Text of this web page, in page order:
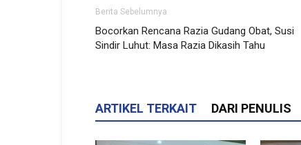
Berita Sebelumnya
Bocorkan Rencana Razia Gudang Obat, Susi
Sindir Luhut: Masa Razia Dikasih Tahu
ARTIKEL TERKAIT DARI PENULIS